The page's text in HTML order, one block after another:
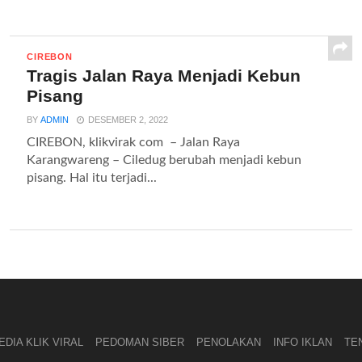
CIREBON
Tragis Jalan Raya Menjadi Kebun
Pisang
BYADMIN DESEMBER 2, 2022
CIREBON, klikvirak com – Jalan Raya
Karangwareng – Ciledug berubah menjadi kebun
pisang. Hal itu terjadi...
KLIK VIRAL PEDOMAN SIBER PENOLAKAN INFO IKLAN